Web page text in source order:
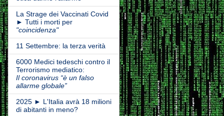
La Strage dei Vaccinati Covid
► Tutti i morti per
"coincidenza"
11 Settembre: la terza verità
6000 Medici tedeschi contro il
Terrorismo mediatico:
Il coronavirus “è un falso
allarme globale”
2025 ► L'Italia avrà 18 milioni
di abitanti in meno?